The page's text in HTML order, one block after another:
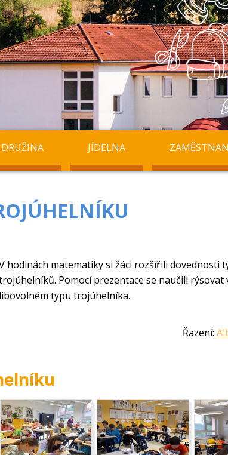
DRUŽINA JÍDELNA
hodinách matematiky si žáci rozšířili dovednosti
Pomocí prezentace se naučili rýsovat
libovolném typu trojúhelníka.
Řazení: